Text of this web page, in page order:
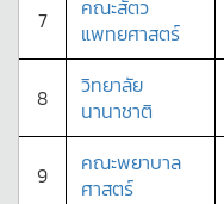
7
คณะสัตว
แพทยศาสตร์
8
วิทยาลัย
นานาชาติ
9
คณะพยาบาล
ศาสตร์